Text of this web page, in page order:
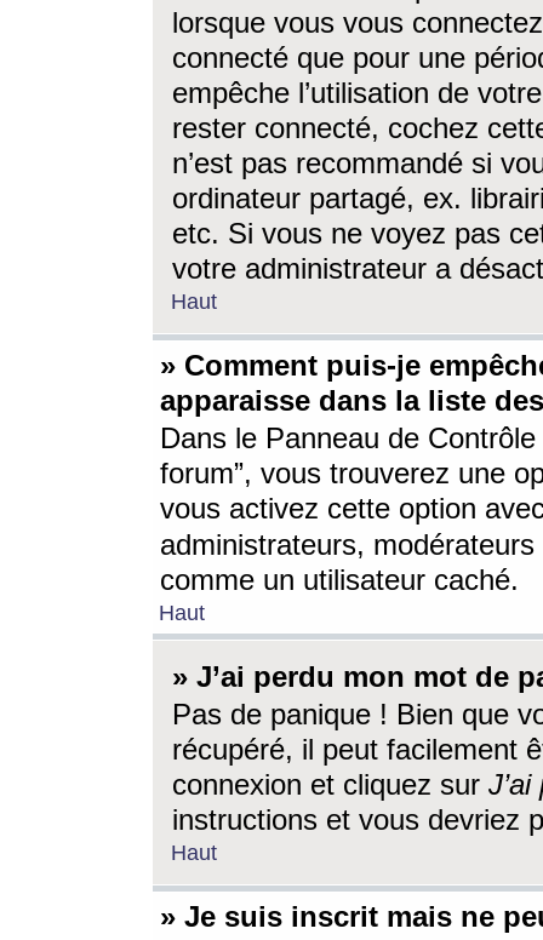
lorsque vous vous
connecté que pour une
empêche l’utilisation de
rester connecté, cochez
n’est pas recommandé si
ordinateur partagé, ex.
etc. Si vous ne voyez pas
votre administrateur a
Haut
» Comment puis-je
apparaisse dans la liste
Dans le Panneau de
forum”, vous trouverez une
vous activez cette option
administrateurs,
comme un utilisateur caché.
Haut
» J’ai perdu mon mot de
Pas de panique ! Bien que
récupéré, il peut facilement
connexion et cliquez sur
instructions et vous devriez
Haut
» Je suis inscrit mais ne